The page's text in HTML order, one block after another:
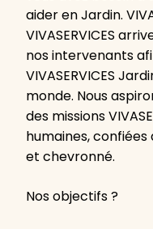
aider en Jardin.
VIVASERVICES
nos intervenants
VIVASERVICES
monde. Nous
des missions
humaines,
et chevronné.
Nos objectifs ?